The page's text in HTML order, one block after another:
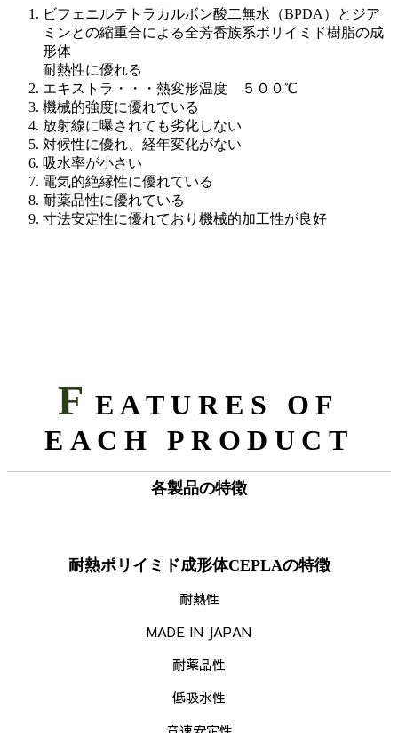
ビフェニルテトラカルボン酸二無水（BPDA）とジア
ミンとの縮重合による全芳香族系ポリイミド樹脂の成
形体
耐熱性に優れる
エキストラ・・・熱変形温度 ５００℃
機械的強度に優れている
放射線に曝されても劣化しない
対候性に優れ、経年変化がない
吸水率が小さい
電気的絶縁性に優れている
耐薬品性に優れている
寸法安定性に優れており機械的加工性が良好
F EATURES OF
EACH PRODUCT
各製品の特徴
耐熱ポリイミド成形体CEPLAの特徴
耐熱性
MADE IN JAPAN
耐薬品性
低吸水性